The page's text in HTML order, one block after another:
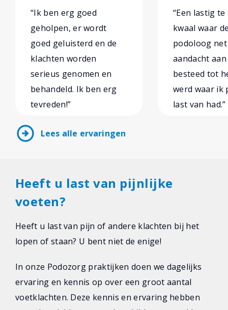
“Ik ben erg goed
geholpen, er wordt
goed geluisterd en de
klachten worden
serieus genomen en
behandeld. Ik ben erg
tevreden!”
“Een lastig
kwaal waar
podoloog
aandacht
besteed tot
werd waar ik
last van had.”
arrow_circle_right Lees alle ervaringen
Heeft u last van pijnlijke
voeten?
Heeft u last van pijn of andere klachten bij het
lopen of staan? U bent niet de enige!
In onze Podozorg praktijken doen we dagelijks
ervaring en kennis op over een groot aantal
voetklachten. Deze kennis en ervaring hebben